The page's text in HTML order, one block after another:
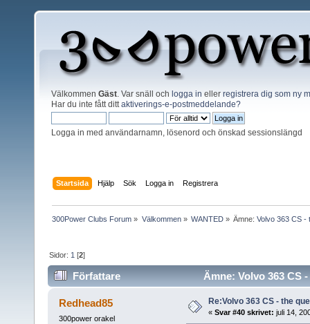
Välkommen Gäst . Var snäll och logga in eller registrera dig som ny
Har du inte fått ditt aktiverings-e-postmeddelande?
Logga in med användarnamn, lösenord och önskad sessionslängd
Startsida Hjälp Sök Logga in Registrera
300Power Clubs Forum » Välkommen» WANTED» Ämne:Volvo 363 CS -
Sidor: 1 [2]
Författare Ämne: Volvo 363 CS
Redhead85
300power orakel
Re:Volvo 363 CS - the
« Svar #40 skrivet: juli 14,